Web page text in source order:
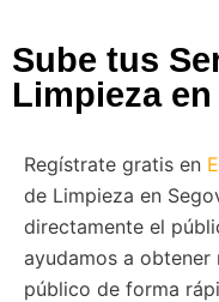
Sube tus
Limpieza
Regístrate gratis en
de Limpieza en
directamente el
ayudamos a
público de forma